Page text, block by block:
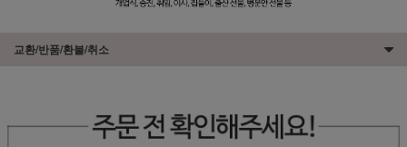
교환/반품/환불/취소